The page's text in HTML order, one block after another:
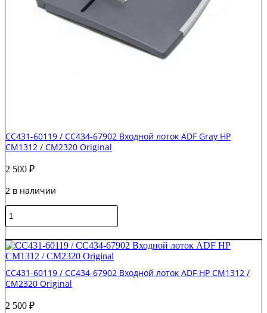
CC431-60119 / CC434-67902 Входной лоток ADF Gray HP
CM1312 / CM2320 Original
2 500 ₽
2 в наличии
Количество
товара
60119
/
CC434-
67902
Входной
ADF
CC431-60119 / CC434-67902 Входной лоток ADF HP CM1312 /
CM2320 Original
2 500 ₽